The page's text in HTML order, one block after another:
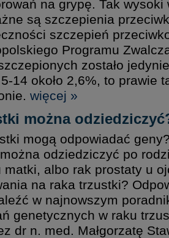
na grypę. Tak
są szczepienia
szczepień
Programu
zostało
14 około 2,6%, to prawie
więcej »
można
mogą odpowiadać
odziedziczyć po
albo rak prostaty u
na raka trzustki?
w najnowszym
genetycznych w raku
dr n. med. Małgorzatę